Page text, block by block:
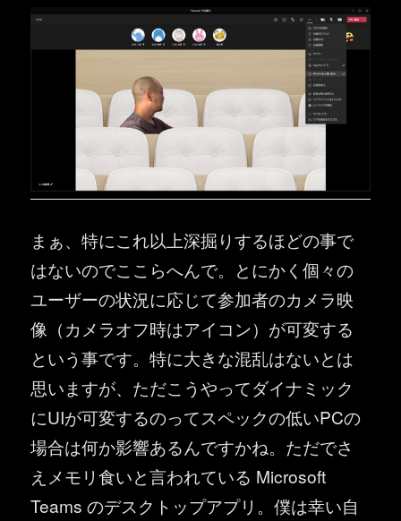
まぁ、特にこれ以上深掘りするほどの事で
はないのでここらへんで。とにかく個々の
ユーザーの状況に応じて参加者のカメラ映
像（カメラオフ時はアイコン）が可変する
という事です。特に大きな混乱はないとは
思いますが、ただこうやってダイナミック
にUIが可変するのってスペックの低いPCの
場合は何か影響あるんですかね。ただでさ
えメモリ食いと言われている Microsoft
Teams のデスクトップアプリ。僕は幸い自